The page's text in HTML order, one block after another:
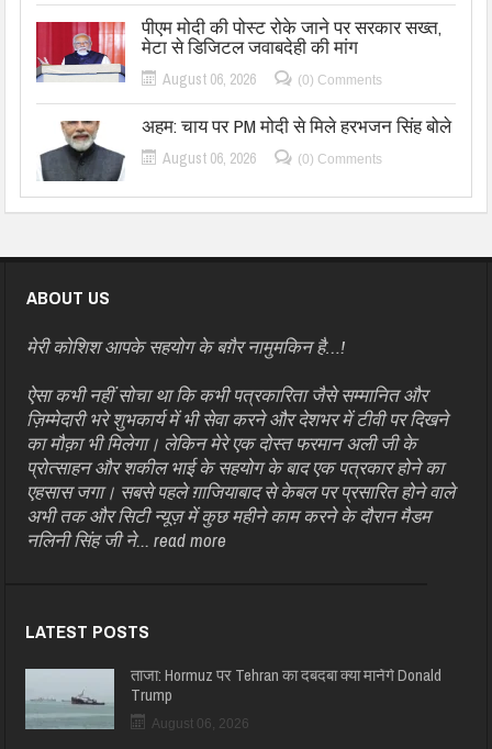
पीएम मोदी की पोस्ट रोके जाने पर सरकार सख्त,
मेटा से डिजिटल जवाबदेही की मांग
August 06, 2026 (0) Comments
अहम: चाय पर PM मोदी से मिले हरभजन सिंह बोले
August 06, 2026 (0) Comments
ABOUT US
मेरी कोशिश आपके सहयोग के बग़ैर नामुमकिन है…!
ऐसा कभी नहीं सोचा था कि कभी पत्रकारिता जैसे सम्मानित और
ज़िम्मेदारी भरे शुभकार्य में भी सेवा करने और देशभर में टीवी पर दिखने
का मौक़ा भी मिलेगा। लेकिन मेरे एक दोस्त फरमान अली जी के
प्रोत्साहन और शकील भाई के सहयोग के बाद एक पत्रकार होने का
एहसास जगा। सबसे पहले ग़ाजियाबाद से केबल पर प्रसारित होने वाले
अभी तक और सिटी न्यूज़ में कुछ महीने काम करने के दौरान मैडम
नलिनी सिंह जी ने...read more
LATEST POSTS
ताजा: Hormuz पर Tehran का दबदबा क्या मानेंगे Donald
Trump
August 06, 2026